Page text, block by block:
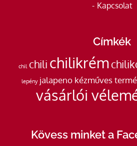
Kapcsolat
Címkék
chil chili chilikrém
lepény jalapeno kézműves
vásárlói
Kövess minket a